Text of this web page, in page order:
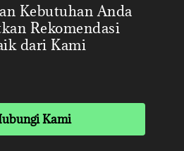
Kebutuhan Anda
Rekomendasi
dari Kami
Kami